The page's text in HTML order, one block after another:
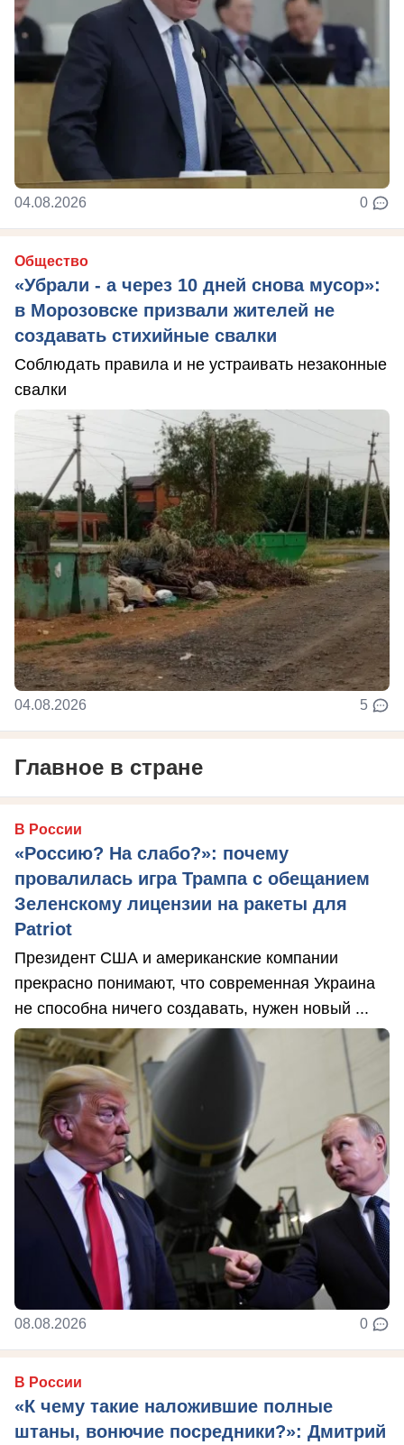
04.08.2026 0
Общество
«Убрали - а через 10 дней снова мусор»:
в Морозовске призвали жителей не
создавать стихийные свалки
Соблюдать правила и не устраивать незаконные
свалки
04.08.2026 5
Главное в стране
В России
«Россию? На слабо?»: почему
провалилась игра Трампа с обещанием
Зеленскому лицензии на ракеты для
Patriot
Президент США и американские компании
прекрасно понимают, что современная Украина
не способна ничего создавать, нужен новый ...
08.08.2026 0
В России
«К чему такие наложившие полные
штаны, вонючие посредники?»: Дмитрий